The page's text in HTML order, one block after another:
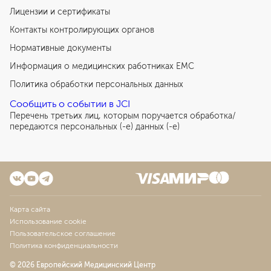
Лицензии и сертификаты
Контакты контролирующих органов
Нормативные документы
Информация о медицинских работниках EMC
Политика обработки персональных данных
Сообщить о событии в JCI
Перечень третьих лиц, которым поручается обработка/
передаются персональных (-е) данных (-е)
Карта сайта
Использование cookie
Пользовательское соглашение
Политика конфиденциальности
© 2026 Европейский Медицинский Центр